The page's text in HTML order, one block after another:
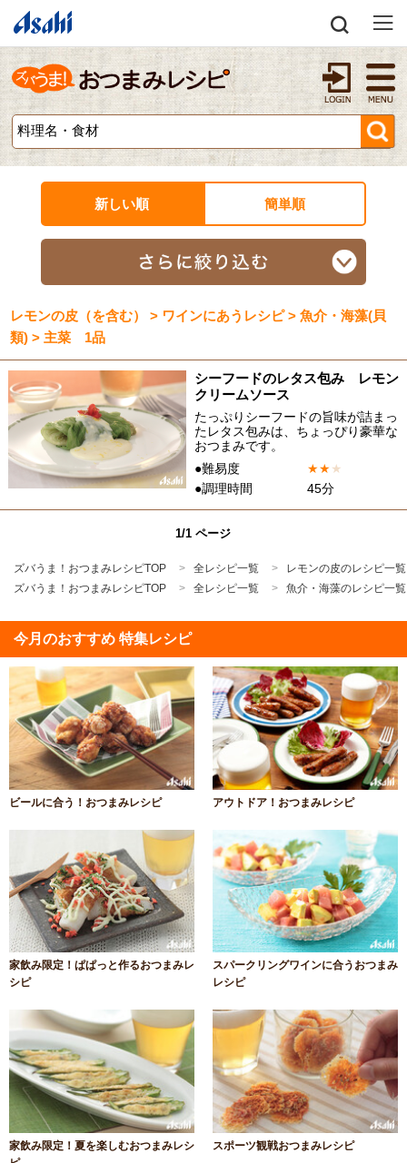
新しい順 簡単順
レモンの皮（を含む） > ワインにあうレシピ > 魚介・海藻(貝
類) > 主菜 1品
シーフードのレタス包み レモン
クリームソース
たっぷりシーフードの旨味が詰まっ
たレタス包みは、ちょっぴり豪華な
おつまみです。
●難易度
★★★
●調理時間
45分
1/1 ページ
ズバうま！おつまみレシピTOP 全レシピ一覧
レモンの皮のレシピ一覧
ズバうま！おつまみレシピTOP
全レシピ一覧 魚介・海藻のレシピ一覧
今月のおすすめ 特集レシピ
ビールに合う！おつまみレシピ アウトドア！おつまみレシピ
家飲み限定！ぱぱっと作るおつまみレ
シピ
スパークリングワインに合うおつまみ
レシピ
家飲み限定！夏を楽しむおつまみレシ
スポーツ観戦おつまみレシピ